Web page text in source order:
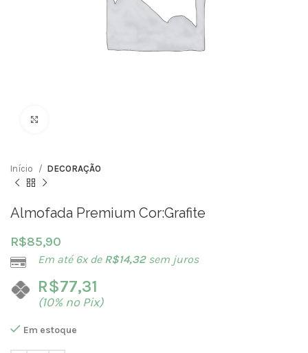
Início DECORAÇÃO
Almofada Premium Cor:Grafite
R$85,90
Em até 6x de R$14,32sem juros
R$77,31
(10% no Pix)
Em estoque